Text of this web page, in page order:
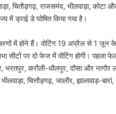
चितौड़गढ़, राजसमंद, भीलवाड़ा,
में ड्राई डे घोषित किया गया है।
में होने हैं। वोटिंग 19 अप्रैल से 1 जून के
सीटों पर दो फेज में वोटिंग होगी।
करौली-धौलपुर, दौसा और नागौर
चित्तौड़गढ़, जालौर, झालावाड़-